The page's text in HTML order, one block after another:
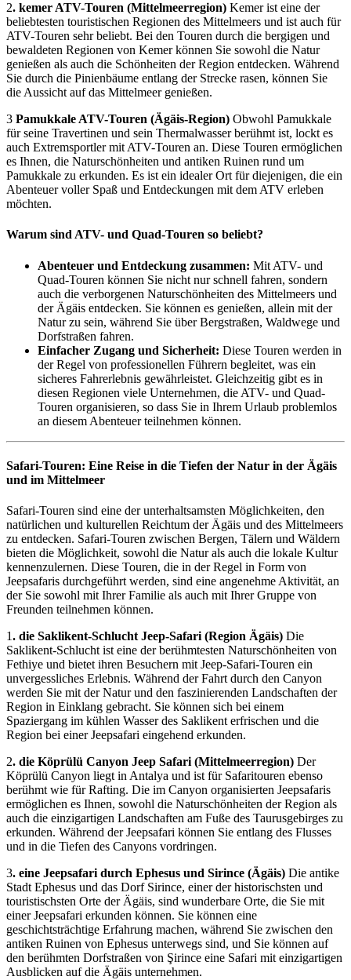
2. kemer ATV-Touren (Mittelmeerregion) Kemer ist eine der
beliebtesten touristischen Regionen des Mittelmeers und ist auch für
ATV-Touren sehr beliebt. Bei den Touren durch die bergigen und
bewaldeten Regionen von Kemer können Sie sowohl die Natur
genießen als auch die Schönheiten der Region entdecken. Während
Sie durch die Pinienbäume entlang der Strecke rasen, können Sie
die Aussicht auf das Mittelmeer genießen.
3 Pamukkale ATV-Touren (Ägäis-Region) Obwohl Pamukkale
für seine Travertinen und sein Thermalwasser berühmt ist, lockt es
auch Extremsportler mit ATV-Touren an. Diese Touren ermöglichen
es Ihnen, die Naturschönheiten und antiken Ruinen rund um
Pamukkale zu erkunden. Es ist ein idealer Ort für diejenigen, die ein
Abenteuer voller Spaß und Entdeckungen mit dem ATV erleben
möchten.
Warum sind ATV- und Quad-Touren so beliebt?
Abenteuer und Entdeckung zusammen: Mit ATV- und
Quad-Touren können Sie nicht nur schnell fahren, sondern
auch die verborgenen Naturschönheiten des Mittelmeers und
der Ägäis entdecken. Sie können es genießen, allein mit der
Natur zu sein, während Sie über Bergstraßen, Waldwege und
Dorfstraßen fahren.
Einfacher Zugang und Sicherheit: Diese Touren werden in
der Regel von professionellen Führern begleitet, was ein
sicheres Fahrerlebnis gewährleistet. Gleichzeitig gibt es in
diesen Regionen viele Unternehmen, die ATV- und Quad-
Touren organisieren, so dass Sie in Ihrem Urlaub problemlos
an diesem Abenteuer teilnehmen können.
Safari-Touren: Eine Reise in die Tiefen der Natur in der Ägäis
und im Mittelmeer
Safari-Touren sind eine der unterhaltsamsten Möglichkeiten, den
natürlichen und kulturellen Reichtum der Ägäis und des Mittelmeers
zu entdecken. Safari-Touren zwischen Bergen, Tälern und Wäldern
bieten die Möglichkeit, sowohl die Natur als auch die lokale Kultur
kennenzulernen. Diese Touren, die in der Regel in Form von
Jeepsafaris durchgeführt werden, sind eine angenehme Aktivität, an
der Sie sowohl mit Ihrer Familie als auch mit Ihrer Gruppe von
Freunden teilnehmen können.
1. die Saklikent-Schlucht Jeep-Safari (Region Ägäis) Die
Saklikent-Schlucht ist eine der berühmtesten Naturschönheiten von
Fethiye und bietet ihren Besuchern mit Jeep-Safari-Touren ein
unvergessliches Erlebnis. Während der Fahrt durch den Canyon
werden Sie mit der Natur und den faszinierenden Landschaften der
Region in Einklang gebracht. Sie können sich bei einem
Spaziergang im kühlen Wasser des Saklikent erfrischen und die
Region bei einer Jeepsafari eingehend erkunden.
2. die Köprülü Canyon Jeep Safari (Mittelmeerregion) Der
Köprülü Canyon liegt in Antalya und ist für Safaritouren ebenso
berühmt wie für Rafting. Die im Canyon organisierten Jeepsafaris
ermöglichen es Ihnen, sowohl die Naturschönheiten der Region als
auch die einzigartigen Landschaften am Fuße des Taurusgebirges zu
erkunden. Während der Jeepsafari können Sie entlang des Flusses
und in die Tiefen des Canyons vordringen.
3. eine Jeepsafari durch Ephesus und Sirince (Ägäis) Die antike
Stadt Ephesus und das Dorf Sirince, einer der historischsten und
touristischsten Orte der Ägäis, sind wunderbare Orte, die Sie mit
einer Jeepsafari erkunden können. Sie können eine
geschichtsträchtige Erfahrung machen, während Sie zwischen den
antiken Ruinen von Ephesus unterwegs sind, und Sie können auf
den berühmten Dorfstraßen von Şirince eine Safari mit einzigartigen
Ausblicken auf die Ägäis unternehmen.